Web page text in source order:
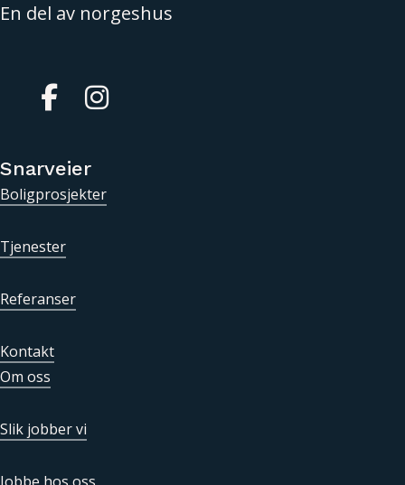
En del av norgeshus
Gå til vår Facebook
Gå til vår Instagram
Snarveier
Boligprosjekter
Tjenester
Referanser
Kontakt
Om oss
Slik jobber vi